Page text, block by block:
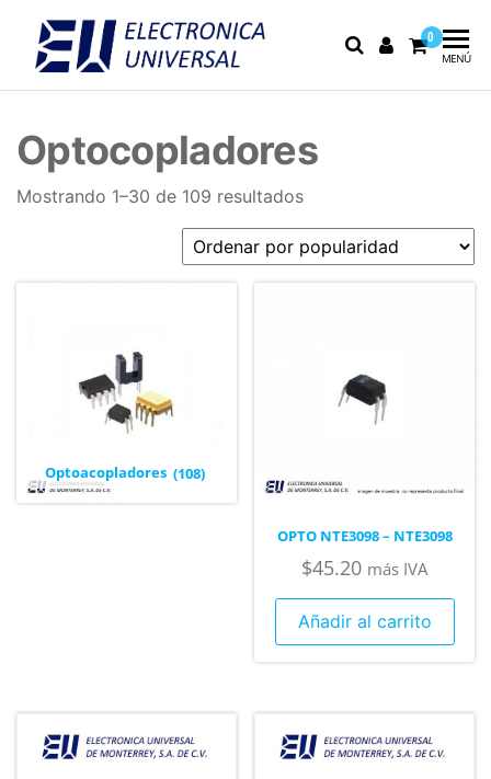
Electrónica
Universal
Electrónica
medición
0
MENÚ
Optocopladores
Mostrando 1–30 de 109 resultados
Optoacopladores (108)
OPTO NTE3098 – NTE3098
$45.20 más IVA
Añadir al carrito